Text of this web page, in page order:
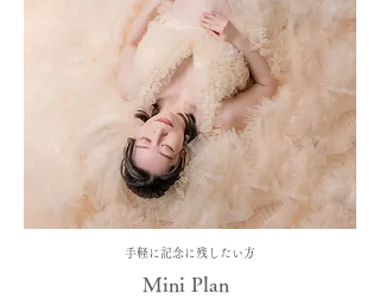
Mini Plan
手軽に記念に残したい方